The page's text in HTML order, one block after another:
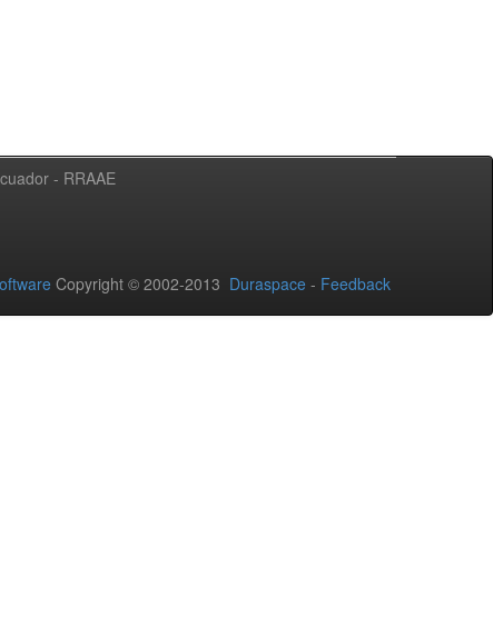
- RRAAE
Copyright © 2002-2013 Duraspace - Feedback